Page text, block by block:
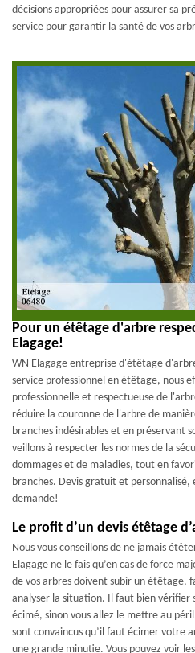
décisions appropriées pour assurer sa
service pour garantir la santé de vos
Pour un étêtage d'arbre
Elagage!
WN Elagage entreprise d'étêtage
service professionnel en étêtage, nous
professionnelle et respectueuse de
réduire la couronne de l'arbre de
branches indésirables et en préservant
veillons à respecter les normes de la
dommages et de maladies, tout en
branches. Devis gratuit et
demande!
Le profit d’un devis étêtage
Nous vous conseillons de ne jamais
Elagage ne le fais qu’en cas de force
de vos arbres doivent subir un étêtage,
analyser la situation. Il faut bien vérifier
écimé, sinon vous allez le mettre au
sont convaincus qu’il faut écimer votre
une grande minutie. Vous pouvez voir